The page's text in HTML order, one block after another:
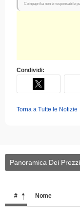
Coinpaprika non è responsabile
Condividi:
Torna a Tutte le Notizie
Panoramica Dei Prezzi
# Nome